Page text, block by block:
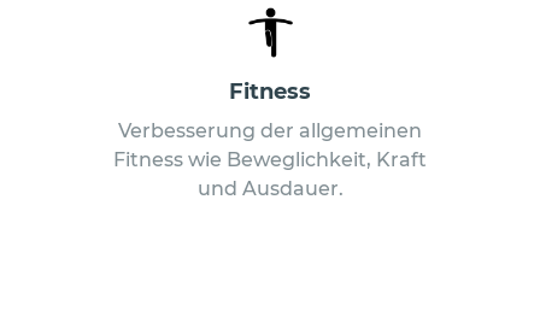
Fitness
Verbesserung der allgemeinen
Fitness wie Beweglichkeit, Kraft
und Ausdauer.